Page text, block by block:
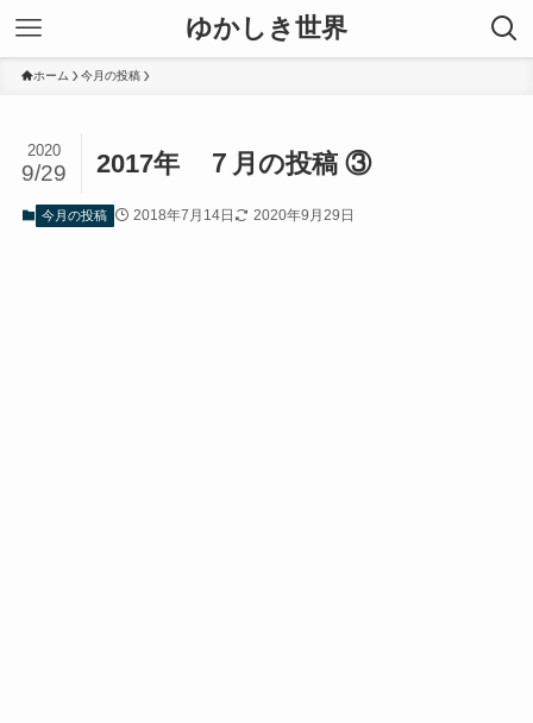
ゆかしき世界
ホーム 今月の投稿
2017年 ７月の投稿 ③
2020
9/29
今月の投稿 2018年7月14日 2020年9月29日